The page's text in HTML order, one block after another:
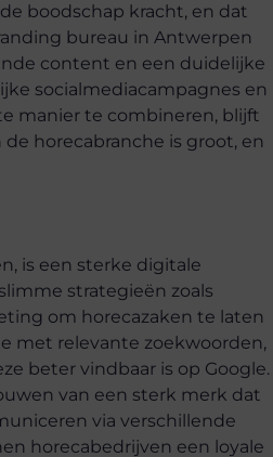
boodschap kracht, en dat
bureau in Antwerpen
content en een duidelijke
socialmediacampagnes en
manier te combineren, blijft
horecabranche is groot, en
is een sterke digitale
strategieën zoals
om horecazaken te laten
met relevante zoekwoorden,
beter vindbaar is op Google.
van een sterk merk dat
via verschillende
horecabedrijven een loyale